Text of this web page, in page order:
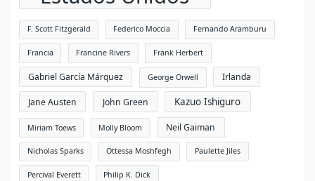
F. Scott Fitzgerald Federico Moccia Fernando Aramburu
Francia Francine Rivers Frank Herbert
Gabriel García Márquez George Orwell Irlanda
Jane Austen John Green Kazuo Ishiguro
Miriam Toews Molly Bloom Neil Gaiman
Nicholas Sparks Ottessa Moshfegh Paulette Jiles
Percival Everett Philip K. Dick